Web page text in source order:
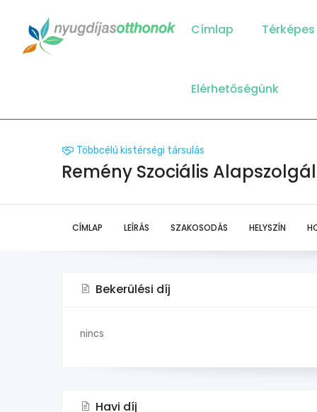
Navigation
Címlap
Elérhetőségünk
Többcélú kistérségi társulás
Remény Szociális
CÍMLAP LEÍRÁS SZAKOSODÁS HELYSZÍN
Bekerülési díj
nincs
Havi díj